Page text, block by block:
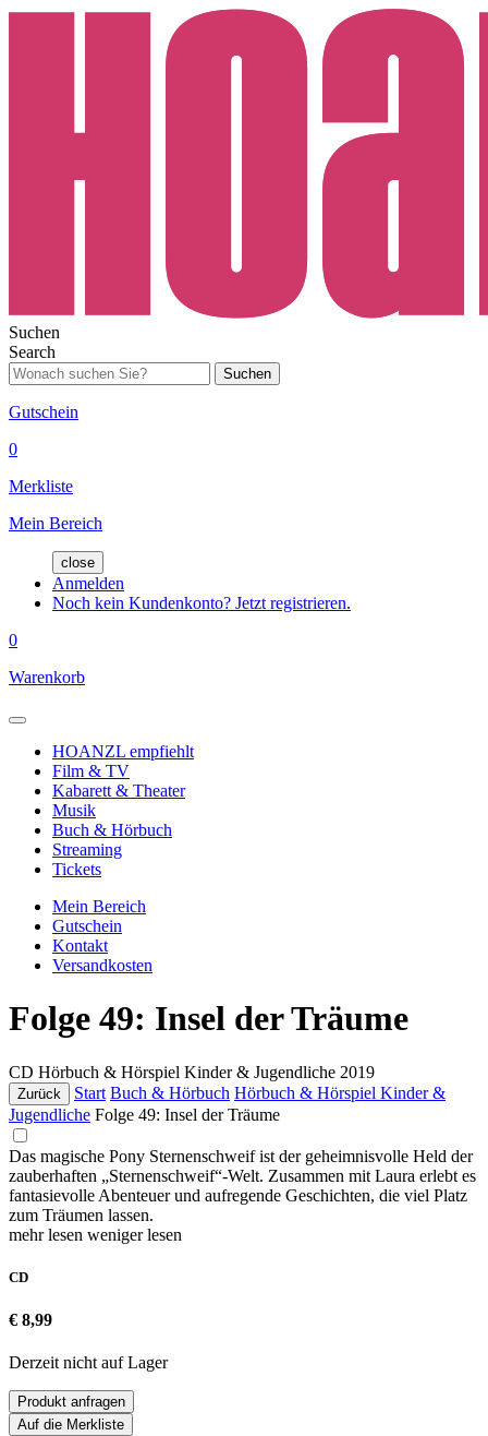
Suchen
Search
Suchen
Gutschein
0
Merkliste
Mein Bereich
close
Anmelden
Noch kein Kundenkonto? Jetzt registrieren.
0
Warenkorb
HOANZL empfiehlt
Film & TV
Kabarett & Theater
Musik
Buch & Hörbuch
Streaming
Tickets
Mein Bereich
Gutschein
Kontakt
Versandkosten
Folge 49: Insel der Träume
CD Hörbuch & Hörspiel Kinder & Jugendliche 2019
Zurück Start Buch & Hörbuch Hörbuch & Hörspiel Kinder &
Jugendliche Folge 49: Insel der Träume
Das magische Pony Sternenschweif ist der geheimnisvolle Held der
zauberhaften „Sternenschweif“-Welt. Zusammen mit Laura erlebt es
fantasievolle Abenteuer und aufregende Geschichten, die viel Platz
zum Träumen lassen.
mehr lesen weniger lesen
CD
€ 8,99
Derzeit nicht auf Lager
Produkt anfragen
Auf die Merkliste